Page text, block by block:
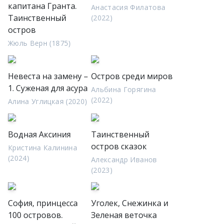
капитана Гранта.
Таинственный
остров
Жюль Верн (1875)
Анастасия Филатова
(2022)
Невеста на замену –
1. Суженая для асура
Алина Углицкая (2020)
Остров среди миров
Альбина Горягина
(2022)
Водная Аксиния
Кристина Калинина
(2024)
Таинственный
остров сказок
Александр Иванов
(2023)
София, принцесса
100 островов.
Уголек, Снежинка и
Зеленая веточка